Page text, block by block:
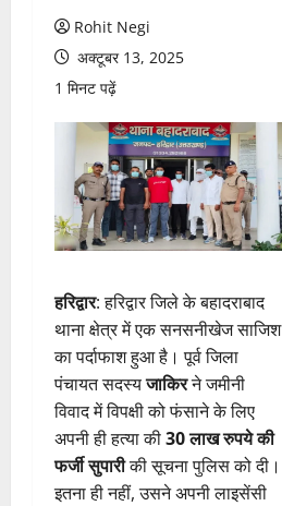
Rohit Negi
अक्टूबर 13, 2025
1 मिनट पढ़ें
हरिद्वार: हरिद्वार जिले के बहादराबाद
थाना क्षेत्र में एक सनसनीखेज साजिश
का पर्दाफाश हुआ है। पूर्व जिला
पंचायत सदस्यजाकिरने जमीनी
विवाद में विपक्षी को फंसाने के लिए
अपनी ही हत्या की30 लाख रुपये की
फर्जी सुपारीकी सूचना पुलिस को दी।
इतना ही नहीं, उसने अपनी लाइसेंसी